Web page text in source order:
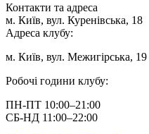
Контакти та адреса
м. Київ, вул. Куренівська, 18
Адреса клубу:
м. Київ, вул. Межигірська, 19
Робочі години клубу:
ПН-ПТ 10:00–21:00
СБ-НД 11:00–22:00